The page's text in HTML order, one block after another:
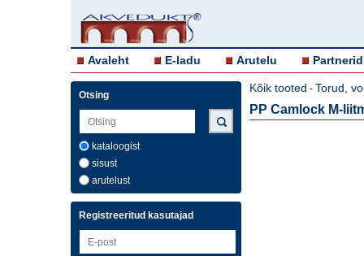
Avaleht E-ladu Arutelu Partnerid
Otsing
kataloogist
sisust
arutelust
Registreeritud kasutajad
Kõik tooted - Torud,
PP Camlock M-